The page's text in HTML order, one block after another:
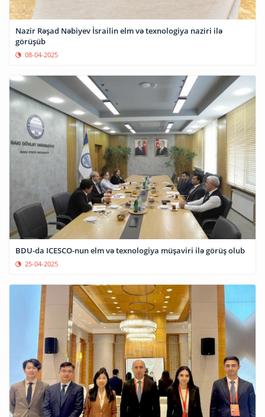
Nazir Rəşad Nəbiyev İsrailin elm və texnologiya naziri ilə
görüşüb
08-04-2025
BDU-da ICESCO-nun elm və texnologiya müşaviri ilə görüş olub
25-04-2025